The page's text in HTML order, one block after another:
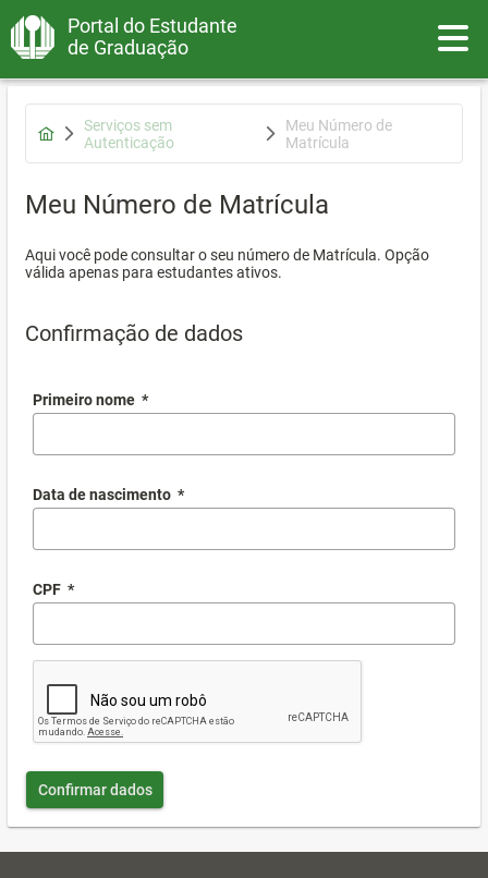
Portal do Estudante
de Graduação
Serviços sem
Autenticação
Meu Número de
Matrícula
Meu Número de Matrícula
Aqui você pode consultar o seu número de Matrícula. Opção
válida apenas para estudantes ativos.
Confirmação de dados
Primeiro nome *
Data de nascimento *
CPF *
Confirmar dados